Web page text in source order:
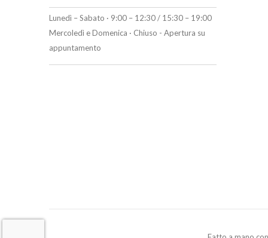
Lunedì – Sabato · 9:00 – 12:30 / 15:30 – 19:00
Mercoledì e Domenica · Chiuso - Apertura su
appuntamento